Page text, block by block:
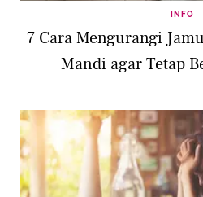
INFO
7 Cara Mengurangi
Mandi agar Tetap